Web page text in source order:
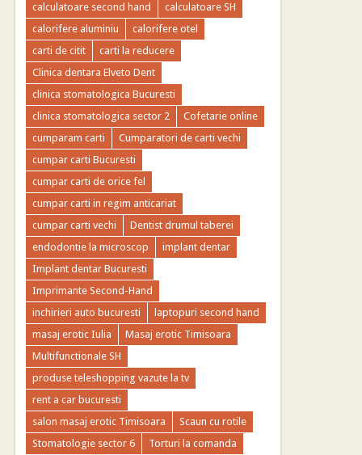
calculatoare second hand
calculatoare SH
calorifere aluminiu
calorifere otel
carti de citit
carti la reducere
Clinica dentara Elveto Dent
clinica stomatologica Bucuresti
clinica stomatologica sector 2
Cofetarie online
cumparam carti
Cumparatori de carti vechi
cumpar carti Bucuresti
cumpar carti de orice fel
cumpar carti in regim anticariat
cumpar carti vechi
Dentist drumul taberei
endodontie la microscop
implant dentar
Implant dentar Bucuresti
Imprimante Second-Hand
inchirieri auto bucuresti
laptopuri second hand
masaj erotic Iulia
Masaj erotic Timisoara
Multifunctionale SH
produse teleshopping vazute la tv
rent a car bucuresti
salon masaj erotic Timisoara
Scaun cu rotile
Stomatologie sector 6
Torturi la comanda